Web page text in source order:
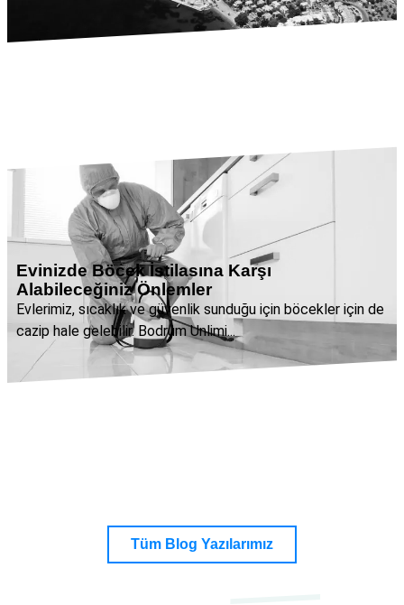
Evinizde Böcek İstilasına Karşı
Alabileceğiniz Önlemler
Evlerimiz, sıcaklık ve güvenlik sunduğu için böcekler için de
cazip hale gelebilir. Bodrum Unlimi...
Tüm Blog Yazılarımız